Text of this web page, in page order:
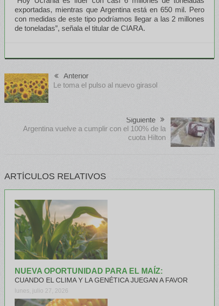
exportadas, mientras que Argentina está en 650 mil. Pero
con medidas de este tipo podríamos llegar a las 2 millones
de toneladas”, señala el titular de CIARA.
Anterior
Le toma el pulso al nuevo girasol
Siguiente
Argentina vuelve a cumplir con el 100% de la
cuota Hilton
ARTÍCULOS RELATIVOS
NUEVA OPORTUNIDAD PARA EL MAÍZ:
CUANDO EL CLIMA Y LA GENÉTICA JUEGAN A FAVOR
lunes, julio 27, 2026